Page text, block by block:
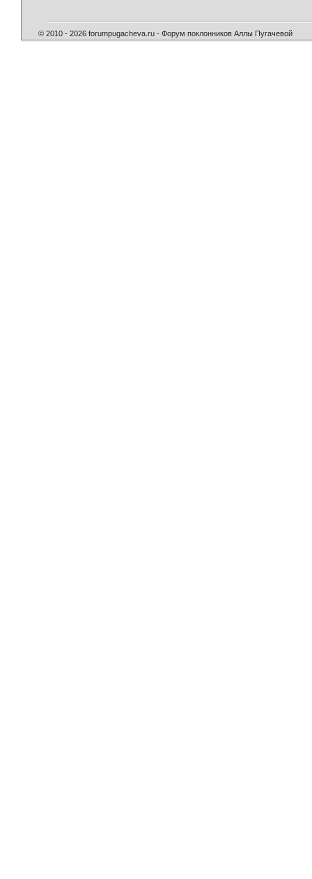
© 2010 - 2026 forumpugacheva.ru - Форум поклонников Аллы Пугачевой